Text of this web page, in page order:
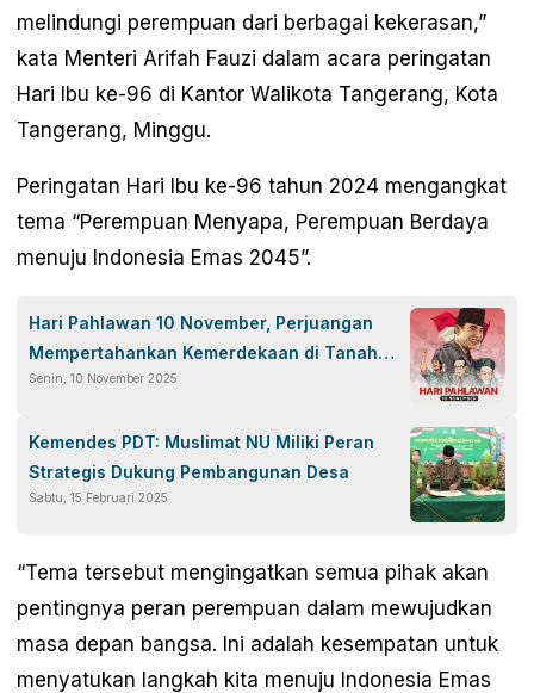
melindungi perempuan dari berbagai kekerasan,”
kata Menteri Arifah Fauzi dalam acara peringatan
Hari Ibu ke-96 di Kantor Walikota Tangerang, Kota
Tangerang, Minggu.
Peringatan Hari Ibu ke-96 tahun 2024 mengangkat
tema “Perempuan Menyapa, Perempuan Berdaya
menuju Indonesia Emas 2045”.
Hari Pahlawan 10 November, Perjuangan
Mempertahankan Kemerdekaan di Tanah
Surabaya
Senin, 10 November 2025
Kemendes PDT: Muslimat NU Miliki Peran
Strategis Dukung Pembangunan Desa
Sabtu, 15 Februari 2025
“Tema tersebut mengingatkan semua pihak akan
pentingnya peran perempuan dalam mewujudkan
masa depan bangsa. Ini adalah kesempatan untuk
menyatukan langkah kita menuju Indonesia Emas